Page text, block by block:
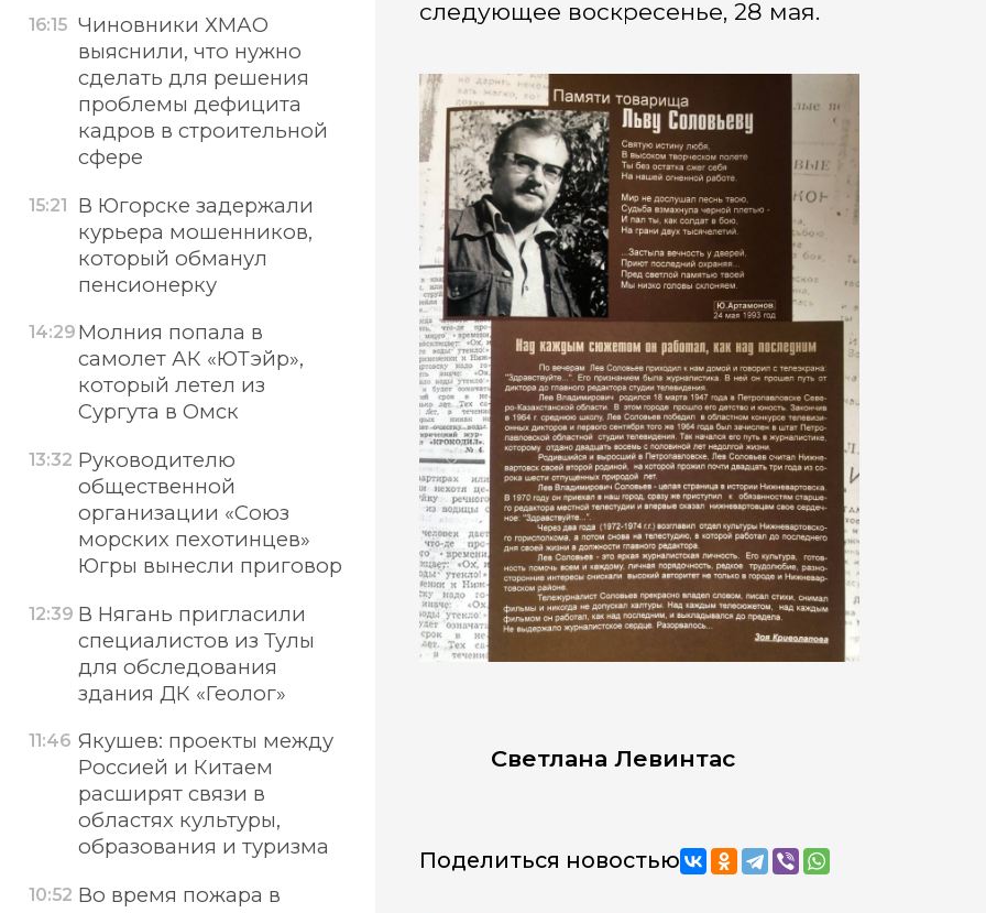
следующее воскресенье, 28 мая.
Светлана Левинтас
Поделиться новостью
16:15 Чиновники ХМАО
выяснили, что нужно
сделать для решения
проблемы дефицита
кадров в строительной
сфере
15:21
В Югорске задержали
курьера мошенников,
который обманул
пенсионерку
14:29 Молния попала в
самолет АК «ЮТэйр»,
который летел из
Сургута в Омск
13:32 Руководителю
общественной
организации «Союз
морских пехотинцев»
Югры вынесли приговор
12:39 В Нягань пригласили
специалистов из Тулы
для обследования
здания ДК «Геолог»
11:46 Якушев: проекты между
Россией и Китаем
расширят связи в
областях культуры,
образования и туризма
10:52 Во время пожара в